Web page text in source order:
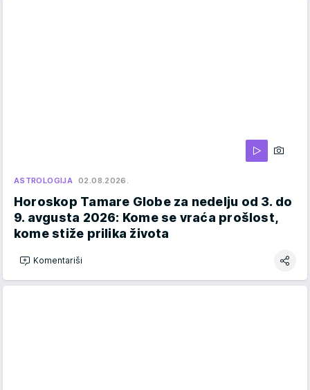
ASTROLOGIJA 02.08.2026.
Horoskop Tamare Globe za nedelju od 3. do
9. avgusta 2026: Kome se vraća prošlost,
kome stiže prilika života
Komentariši